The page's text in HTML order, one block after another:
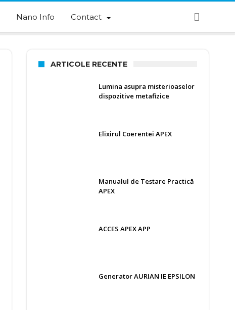
Nano Info Contact
ARTICOLE RECENTE
Lumina asupra misterioaselor
dispozitive metafizice
Elixirul Coerentei APEX
Manualul de Testare Practică
APEX
ACCES APEX APP
Generator AURIAN IE EPSILON